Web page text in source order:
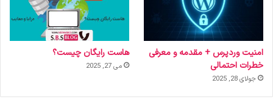
امنیت وردپرس + مقدمه و معرفی
خطرات احتمالی
جولای 28, 2025
هاست رایگان چیست؟
می 27, 2025